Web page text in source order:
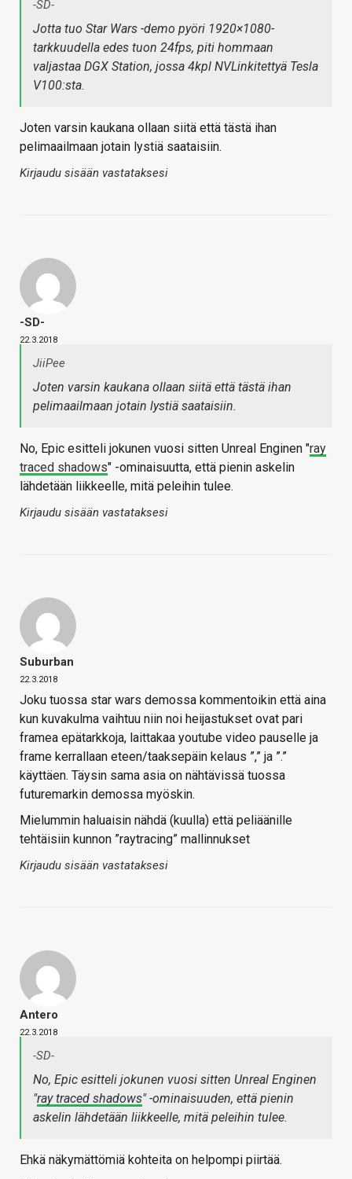
-SD-
Jotta tuo Star Wars -demo pyöri 1920×1080-
tarkkuudella edes tuon 24fps, piti hommaan
valjastaa DGX Station, jossa 4kpl NVLinkitettyä Tesla
V100:sta.
Joten varsin kaukana ollaan siitä että tästä ihan
pelimaailmaan jotain lystiä saataisiin.
Kirjaudu sisään vastataksesi
-SD-
22.3.2018
JiiPee
Joten varsin kaukana ollaan siitä että tästä ihan
pelimaailmaan jotain lystiä saataisiin.
No, Epic esitteli jokunen vuosi sitten Unreal Enginen "ray
traced shadows" -ominaisuutta, että pienin askelin
lähdetään liikkeelle, mitä peleihin tulee.
Kirjaudu sisään vastataksesi
Suburban
22.3.2018
Joku tuossa star wars demossa kommentoikin että aina
kun kuvakulma vaihtuu niin noi heijastukset ovat pari
framea epätarkkoja, laittakaa youtube video pauselle ja
frame kerrallaan eteen/taaksepäin kelaus ”,” ja ”.”
käyttäen. Täysin sama asia on nähtävissä tuossa
futuremarkin demossa myöskin.
Mielummin haluaisin nähdä (kuulla) että peliäänille
tehtäisiin kunnon ”raytracing” mallinnukset
Kirjaudu sisään vastataksesi
Antero
22.3.2018
-SD-
No, Epic esitteli jokunen vuosi sitten Unreal Enginen
"ray traced shadows" -ominaisuuden, että pienin
askelin lähdetään liikkeelle, mitä peleihin tulee.
Ehkä näkymättömiä kohteita on helpompi piirtää.